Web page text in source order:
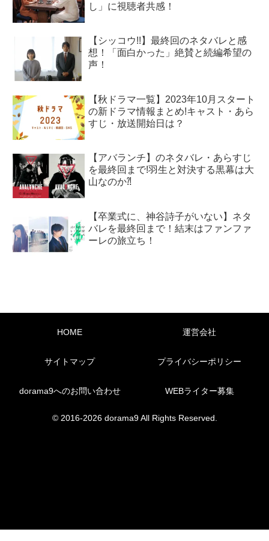
し」に視聴者共感！
【シッコウ!!】最終回のネタバレと感
想！「面白かった」絶賛と続編希望の
声！
【秋ドラマ一覧】2023年10月スタート
の新ドラマ情報まとめ!キャスト・あら
すじ・放送開始日は？
【アバランチ】のネタバレ・あらすじ
を最終回まで!羽生と対決する黒幕は大
山なのか⁈
【卒業式に、神谷詩子がいない】ネタ
バレを最終回まで！結末はファンファ
ーレの旅立ち！
HOME 運営会社
サイトマップ プライバシーポリシー
dorama9へのお問い合わせ WEBライター募集
© 2016-2026 dorama9 All Rights Reserved.